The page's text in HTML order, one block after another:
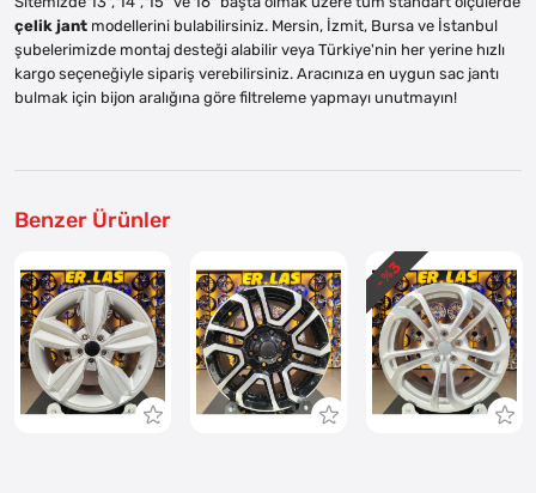
çelik jant modellerini bulabilirsiniz. Mersin, İzmit, Bursa ve İstanbul
şubelerimizde montaj desteği alabilir veya Türkiye'nin her yerine hızlı
kargo seçeneğiyle sipariş verebilirsiniz. Aracınıza en uygun sac jantı
bulmak için bijon aralığına göre filtreleme yapmayı unutmayın!
Benzer Ürünler
- %
3